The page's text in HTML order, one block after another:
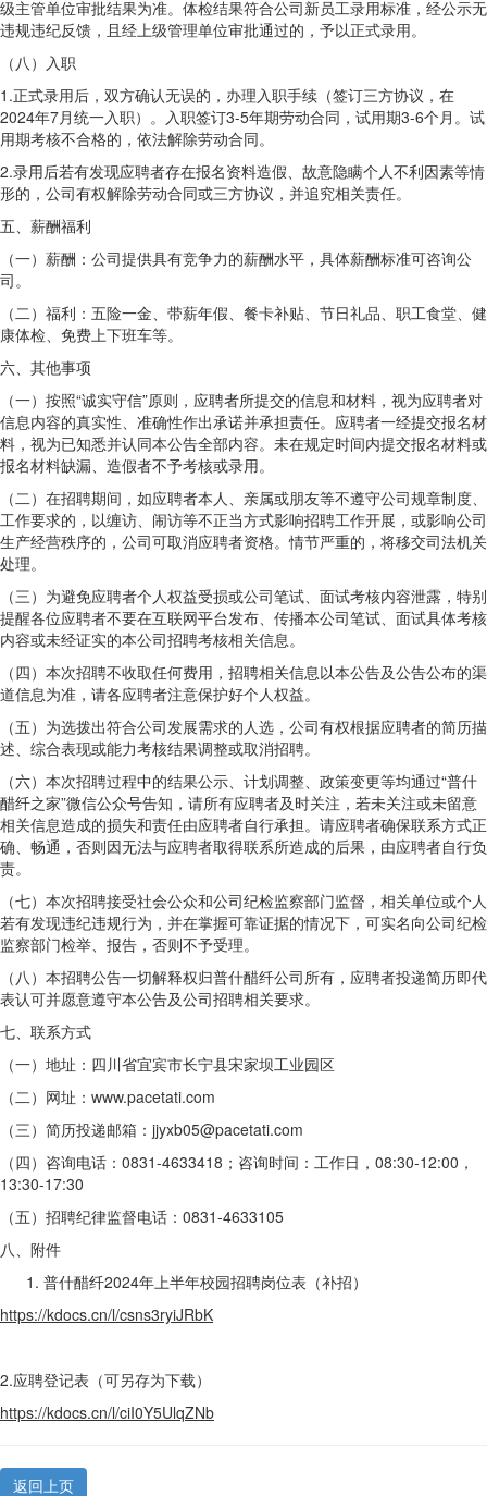
级主管单位审批结果为准。体检结果符合公司新员工录用标准，经公示无
违规违纪反馈，且经上级管理单位审批通过的，予以正式录用。
（八）入职
1.正式录用后，双方确认无误的，办理入职手续（签订三方协议，在
2024年7月统一入职）。入职签订3-5年期劳动合同，试用期3-6个月。试
用期考核不合格的，依法解除劳动合同。
2.录用后若有发现应聘者存在报名资料造假、故意隐瞒个人不利因素等情
形的，公司有权解除劳动合同或三方协议，并追究相关责任。
五、薪酬福利
（一）薪酬：公司提供具有竞争力的薪酬水平，具体薪酬标准可咨询公
司。
（二）福利：五险一金、带薪年假、餐卡补贴、节日礼品、职工食堂、健
康体检、免费上下班车等。
六、其他事项
（一）按照“诚实守信”原则，应聘者所提交的信息和材料，视为应聘者对
信息内容的真实性、准确性作出承诺并承担责任。应聘者一经提交报名材
料，视为已知悉并认同本公告全部内容。未在规定时间内提交报名材料或
报名材料缺漏、造假者不予考核或录用。
（二）在招聘期间，如应聘者本人、亲属或朋友等不遵守公司规章制度、
工作要求的，以缠访、闹访等不正当方式影响招聘工作开展，或影响公司
生产经营秩序的，公司可取消应聘者资格。情节严重的，将移交司法机关
处理。
（三）为避免应聘者个人权益受损或公司笔试、面试考核内容泄露，特别
提醒各位应聘者不要在互联网平台发布、传播本公司笔试、面试具体考核
内容或未经证实的本公司招聘考核相关信息。
（四）本次招聘不收取任何费用，招聘相关信息以本公告及公告公布的渠
道信息为准，请各应聘者注意保护好个人权益。
（五）为选拨出符合公司发展需求的人选，公司有权根据应聘者的简历描
述、综合表现或能力考核结果调整或取消招聘。
（六）本次招聘过程中的结果公示、计划调整、政策变更等均通过“普什
醋纤之家”微信公众号告知，请所有应聘者及时关注，若未关注或未留意
相关信息造成的损失和责任由应聘者自行承担。请应聘者确保联系方式正
确、畅通，否则因无法与应聘者取得联系所造成的后果，由应聘者自行负
责。
（七）本次招聘接受社会公众和公司纪检监察部门监督，相关单位或个人
若有发现违纪违规行为，并在掌握可靠证据的情况下，可实名向公司纪检
监察部门检举、报告，否则不予受理。
（八）本招聘公告一切解释权归普什醋纤公司所有，应聘者投递简历即代
表认可并愿意遵守本公告及公司招聘相关要求。
七、联系方式
（一）地址：四川省宜宾市长宁县宋家坝工业园区
（二）网址：www.pacetati.com
（三）简历投递邮箱：jjyxb05@pacetati.com
（四）咨询电话：0831-4633418；咨询时间：工作日，08:30-12:00，
13:30-17:30
（五）招聘纪律监督电话：0831-4633105
八、附件
普什醋纤2024年上半年校园招聘岗位表（补招）
https://kdocs.cn/l/csns3ryiJRbK
2.应聘登记表（可另存为下载）
https://kdocs.cn/l/ciI0Y5UlqZNb
返回上页